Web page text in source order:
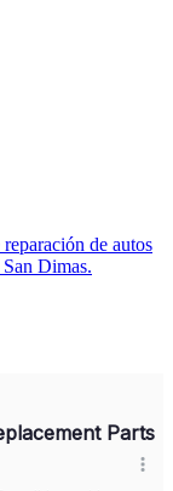
de autos
Dimas.